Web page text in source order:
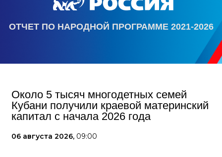
ОТЧЕТ ПО НАРОДНОЙ ПРОГРАММЕ 2021-2026
Около 5 тысяч многодетных семей
Кубани получили краевой материнский
капитал с начала 2026 года
06 августа 2026, 09:00